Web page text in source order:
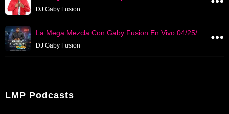
DJ Gaby Fusion
DJ Gaby Fusion
LMP Podcasts